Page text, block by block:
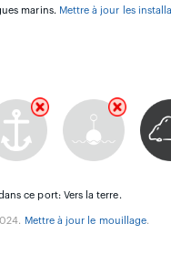
marins. Mettre à jour les
ce port: Vers la terre.
Mettre à jour le mouillage.